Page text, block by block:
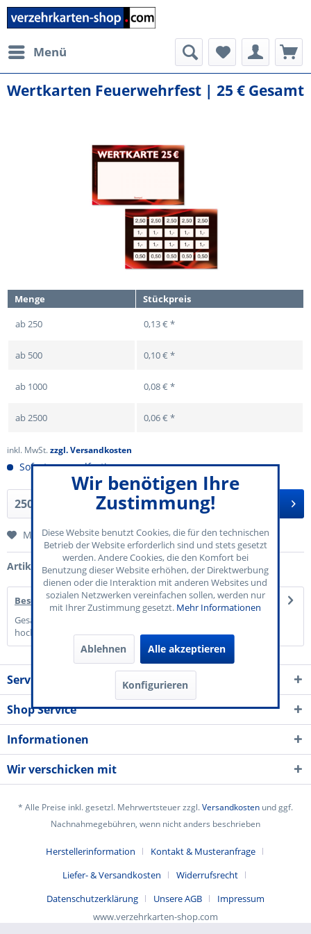
Menü
Wertkarten Feuerwehrfest | 25 € Gesamt
Menge
Stückpreis
ab250 0,13 € *
ab 500 0,10 € *
ab 1000 0,08 € *
ab2500 0,06 € *
inkl. MwSt.zzgl. Versandkosten
Sofort versandfertig
In den Warenkorb
Merken
Artikel-Nr.: 70-725-003
Beschreibung
Gesamtwert 25,00 € Einzelwerte von 0,50 € bis 2,50 € auf
hochwertigem Karton mit...mehr
Service Kontakt
Shop Service
Informationen
Wir verschicken mit
* Alle Preise inkl. gesetzl. Mehrwertsteuer zzgl.Versandkosten und ggf.
Nachnahmegebühren, wenn nicht anders beschrieben
Herstellerinformation
Kontakt & Musteranfrage
Liefer- & Versandkosten
Widerrufsrecht
Datenschutzerklärung
Unsere AGB
Impressum
www.verzehrkarten-shop.com
Wir benötigen Ihre
Zustimmung!
Diese Website benutzt Cookies, die für den technischen
Betrieb der Website erforderlich sind und stets gesetzt
werden. Andere Cookies, die den Komfort bei
Benutzung dieser Website erhöhen, der Direktwerbung
dienen oder die Interaktion mit anderen Websites und
sozialen Netzwerken vereinfachen sollen, werden nur
mit Ihrer Zustimmung gesetzt. Mehr Informationen
Ablehnen Alle akzeptieren
Konfigurieren